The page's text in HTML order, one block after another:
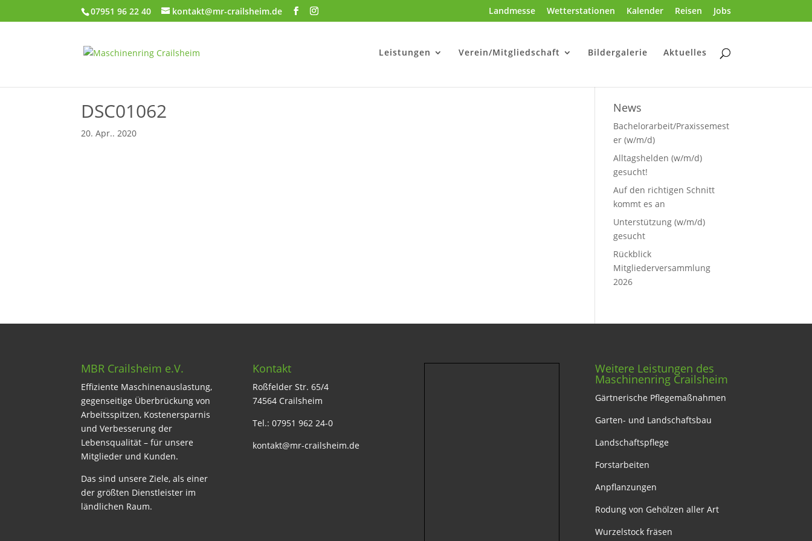
07951 96 22 40 kontakt@mr-crailsheim.de Landmesse Wetterstationen Kalender Reisen Jobs
Leistungen Verein/Mitgliedschaft Bildergalerie Aktuelles
DSC01062
20. Apr.. 2020
News
Bachelorarbeit/Praxissemest
er (w/m/d)
Alltagshelden (w/m/d)
gesucht!
Auf den richtigen Schnitt
kommt es an
Unterstützung (w/m/d)
gesucht
Rückblick
Mitgliederversammlung
2026
MBR Crailsheim e.V.
Effiziente Maschinenauslastung,
gegenseitige Überbrückung von
Arbeitsspitzen, Kostenersparnis
und Verbesserung der
Lebensqualität – für unsere
Mitglieder und Kunden.
Das sind unsere Ziele, als einer
der größten Dienstleister im
ländlichen Raum.
Kontakt
Roßfelder Str. 65/4
74564 Crailsheim
Tel.: 07951 962 24-0
kontakt@mr-crailsheim.de
Weitere Leistungen des
Maschinenring Crailsheim
Gärtnerische Pflegemaßnahmen
Garten- und Landschaftsbau
Landschaftspflege
Forstarbeiten
Anpflanzungen
Rodung von Gehölzen aller Art
Wurzelstock fräsen